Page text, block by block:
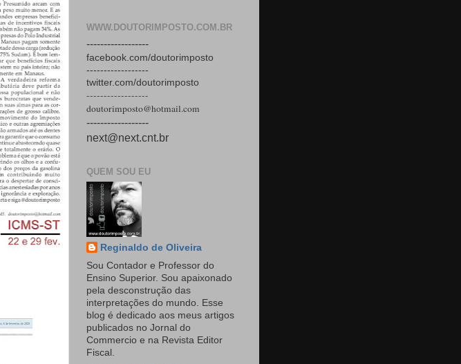
WWW.DOUTORIMPOSTO.COM.BR
------------------
facebook.com/doutorimposto
------------------
twitter.com/doutorimposto
------------------
doutorimposto@hotmail.com
------------------
next@next.cnt.br
QUEM SOU EU
Reginaldo de Oliveira
Sou Contador e Professor do
Ensino Superior. Sou apaixonado
pela desconstrução das
interpretações do mundo. Esse
blog é dedicado aos meus artigos
publicados no Jornal do
Commercio e na Revista Editor
Fiscal.